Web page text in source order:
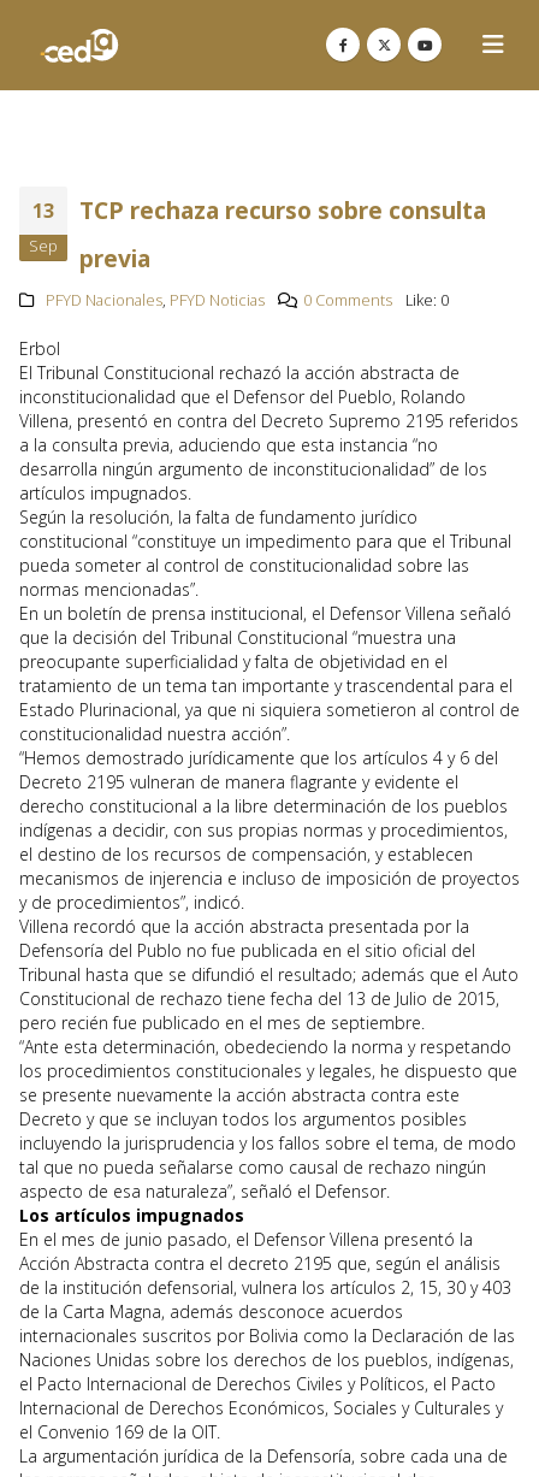
13
Sep
TCP rechaza recurso sobre consulta
previa
PFYD Nacionales, PFYD Noticias 0 Comments Like: 0
Erbol
El Tribunal Constitucional rechazó la acción abstracta de
inconstitucionalidad que el Defensor del Pueblo, Rolando
Villena, presentó en contra del Decreto Supremo 2195 referidos
a la consulta previa, aduciendo que esta instancia “no
desarrolla ningún argumento de inconstitucionalidad” de los
artículos impugnados.
Según la resolución, la falta de fundamento jurídico
constitucional “constituye un impedimento para que el Tribunal
pueda someter al control de constitucionalidad sobre las
normas mencionadas”.
En un boletín de prensa institucional, el Defensor Villena señaló
que la decisión del Tribunal Constitucional “muestra una
preocupante superficialidad y falta de objetividad en el
tratamiento de un tema tan importante y trascendental para el
Estado Plurinacional, ya que ni siquiera sometieron al control de
constitucionalidad nuestra acción”.
“Hemos demostrado jurídicamente que los artículos 4 y 6 del
Decreto 2195 vulneran de manera flagrante y evidente el
derecho constitucional a la libre determinación de los pueblos
indígenas a decidir, con sus propias normas y procedimientos,
el destino de los recursos de compensación, y establecen
mecanismos de injerencia e incluso de imposición de proyectos
y de procedimientos”, indicó.
Villena recordó que la acción abstracta presentada por la
Defensoría del Publo no fue publicada en el sitio oficial del
Tribunal hasta que se difundió el resultado; además que el Auto
Constitucional de rechazo tiene fecha del 13 de Julio de 2015,
pero recién fue publicado en el mes de septiembre.
“Ante esta determinación, obedeciendo la norma y respetando
los procedimientos constitucionales y legales, he dispuesto que
se presente nuevamente la acción abstracta contra este
Decreto y que se incluyan todos los argumentos posibles
incluyendo la jurisprudencia y los fallos sobre el tema, de modo
tal que no pueda señalarse como causal de rechazo ningún
aspecto de esa naturaleza”, señaló el Defensor.
Los artículos impugnados
En el mes de junio pasado, el Defensor Villena presentó la
Acción Abstracta contra el decreto 2195 que, según el análisis
de la institución defensorial, vulnera los artículos 2, 15, 30 y 403
de la Carta Magna, además desconoce acuerdos
internacionales suscritos por Bolivia como la Declaración de las
Naciones Unidas sobre los derechos de los pueblos, indígenas,
el Pacto Internacional de Derechos Civiles y Políticos, el Pacto
Internacional de Derechos Económicos, Sociales y Culturales y
el Convenio 169 de la OIT.
La argumentación jurídica de la Defensoría, sobre cada una de